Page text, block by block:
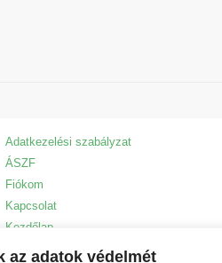
az adatok védelmét
Adatkezelési szabályzat
ÁSZF
Fiókom
Kapcsolat
Kezdőlap